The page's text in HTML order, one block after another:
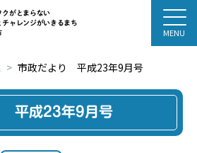
クがとまらない
チャレンジがいきるまち
市政だより 平成23年9月号
平成23年9月号